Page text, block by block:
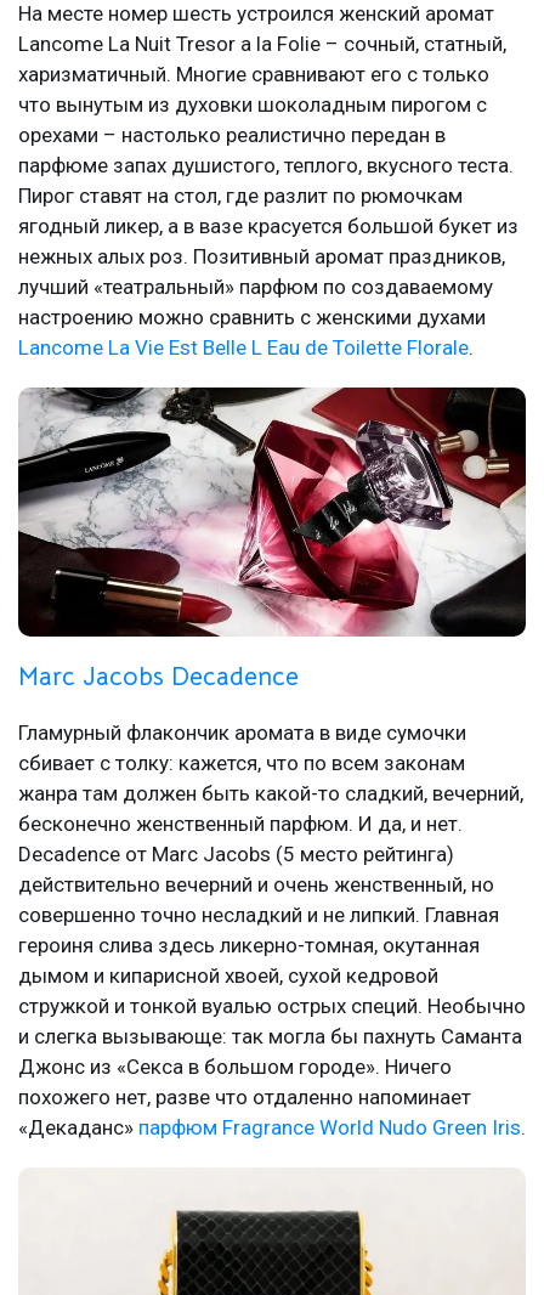
На месте номер шесть устроился женский аромат
Lancome La Nuit Tresor a la Folie – сочный, статный,
харизматичный. Многие сравнивают его с только
что вынутым из духовки шоколадным пирогом с
орехами – настолько реалистично передан в
парфюме запах душистого, теплого, вкусного теста.
Пирог ставят на стол, где разлит по рюмочкам
ягодный ликер, а в вазе красуется большой букет из
нежных алых роз. Позитивный аромат праздников,
лучший «театральный» парфюм по создаваемому
настроению можно сравнить с женскими духами
Lancome La Vie Est Belle L Eau de Toilette Florale.
Marc Jacobs Decadence
Гламурный флакончик аромата в виде сумочки
сбивает с толку: кажется, что по всем законам
жанра там должен быть какой-то сладкий, вечерний,
бесконечно женственный парфюм. И да, и нет.
Decadence от Marc Jacobs (5 место рейтинга)
действительно вечерний и очень женственный, но
совершенно точно несладкий и не липкий. Главная
героиня слива здесь ликерно-томная, окутанная
дымом и кипарисной хвоей, сухой кедровой
стружкой и тонкой вуалью острых специй. Необычно
и слегка вызывающе: так могла бы пахнуть Саманта
Джонс из «Секса в большом городе». Ничего
похожего нет, разве что отдаленно напоминает
«Декаданс» парфюм Fragrance World Nudo Green Iris.